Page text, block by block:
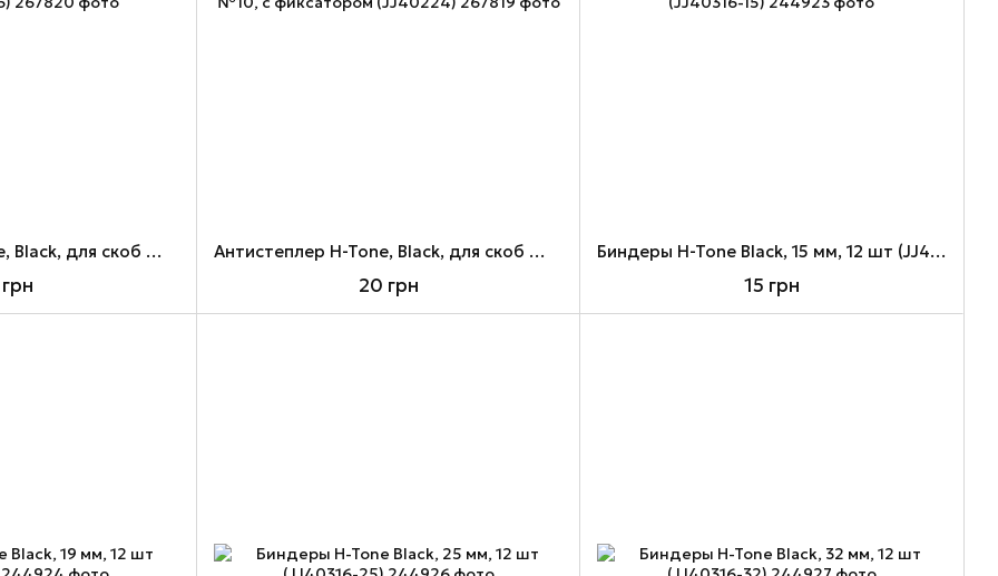
Антистеплер H-Tone, Black, для скоб №10 (JJ40226) Антистеплер H-Tone, Black, для скоб №10, с фиксатором (JJ40224)
20 грн
Биндеры H-Tone Black, 15 мм, 12 шт (JJ40316-15)
15 грн